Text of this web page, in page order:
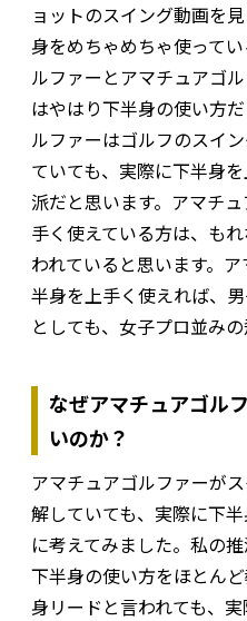
ョットのスイング動画を
身をめちゃめちゃ使って
ルファーとアマチュアゴ
はやはり下半身の使い方
ルファーはゴルフのスイ
ていても、実際に下半身
派だと思います。アマチ
手く使えている方は、も
われていると思います。
半身を上手く使えれば、
としても、女子プロ並み
なぜアマチュアゴル
いのか？
アマチュアゴルファーが
解していても、実際に下
に考えてみました。私の
下半身の使い方をほとん
身リードと言われても、